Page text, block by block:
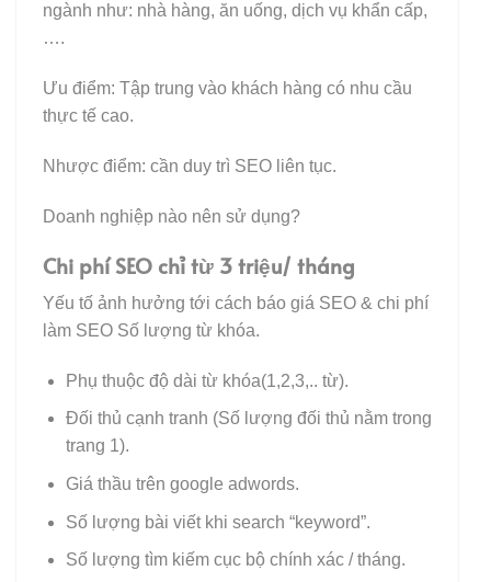
ngành như: nhà hàng, ăn uống, dịch vụ khẩn cấp,
….
Ưu điểm: Tập trung vào khách hàng có nhu cầu
thực tế cao.
Nhược điểm: cần duy trì SEO liên tục.
Doanh nghiệp nào nên sử dụng?
Chi phí SEO chỉ từ 3 triệu/ tháng
Yếu tố ảnh hưởng tới cách báo giá SEO & chi phí
làm SEO Số lượng từ khóa.
Phụ thuộc độ dài từ khóa(1,2,3,.. từ).
Đối thủ cạnh tranh (Số lượng đối thủ nằm trong
trang 1).
Giá thầu trên google adwords.
Số lượng bài viết khi search “keyword”.
Số lượng tìm kiếm cục bộ chính xác / tháng.